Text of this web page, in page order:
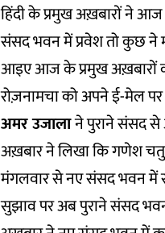
हिंदी के प्रमुख अख़बारों ने
संसद भवन में प्रवेश तो कुछ ने
आइए आज के प्रमुख अख़बारों
रोज़नामचा को अपने ई-मेल पर
अमर उजालाने पुराने संसद से
अख़बार ने लिखा कि गणेश
मंगलवार से नए संसद भवन में
सुझाव पर अब पुराने संसद भवन